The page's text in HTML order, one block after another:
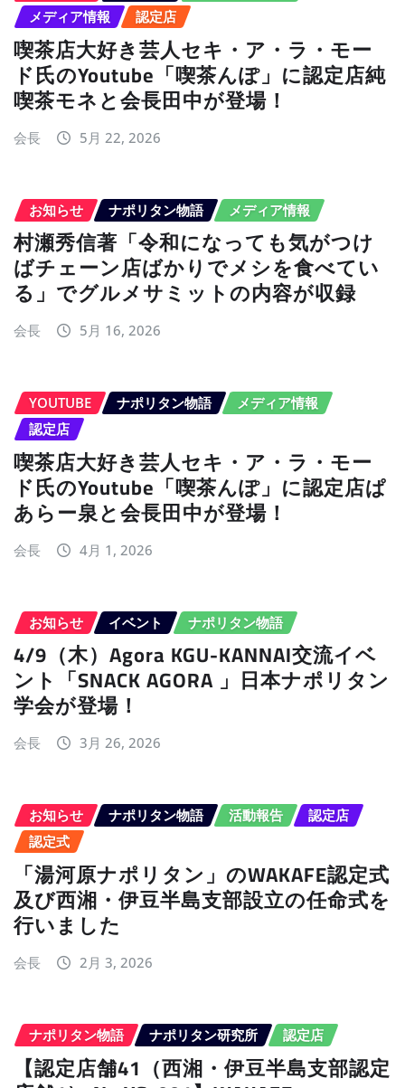
メディア情報
認定店
喫茶店大好き芸人セキ・ア・ラ・モー
ド氏のYoutube「喫茶んぽ」に認定店純
喫茶モネと会長田中が登場！
会長 5月 22, 2026
お知らせ ナポリタン物語 メディア情報
村瀬秀信著「令和になっても気がつけ
ばチェーン店ばかりでメシを食べてい
る」でグルメサミットの内容が収録
会長 5月 16, 2026
YOUTUBE ナポリタン物語
メディア情報
認定店
喫茶店大好き芸人セキ・ア・ラ・モー
ド氏のYoutube「喫茶んぽ」に認定店ぱ
あらー泉と会長田中が登場！
会長 4月 1, 2026
お知らせ イベント ナポリタン物語
4/9（木）Agora KGU-KANNAI交流イベ
ント「SNACK AGORA 」日本ナポリタン
学会が登場！
会長 3月 26, 2026
お知らせ ナポリタン物語 活動報告
認定店
認定式
「湯河原ナポリタン」のWAKAFE認定式
及び西湘・伊豆半島支部設立の任命式を
行いました
会長 2月 3, 2026
ナポリタン物語 ナポリタン研究所 認定店
【認定店舗41（西湘・伊豆半島支部認定